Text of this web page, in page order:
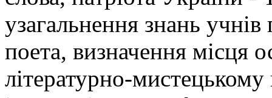
узагальнення знань
поета, визначення місця
літературно-